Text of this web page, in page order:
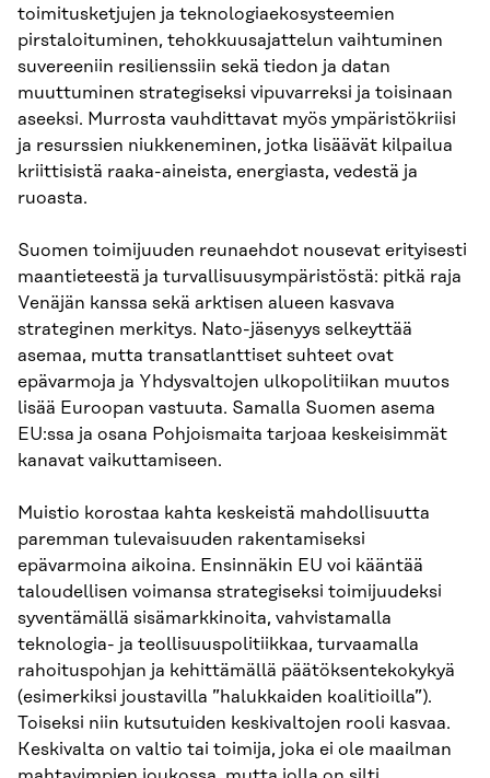
toimitusketjujen ja teknologiaekosysteemien
pirstaloituminen, tehokkuusajattelun vaihtuminen
suvereeniin resilienssiin sekä tiedon ja datan
muuttuminen strategiseksi vipuvarreksi ja toisinaan
aseeksi. Murrosta vauhdittavat myös ympäristökriisi
ja resurssien niukkeneminen, jotka lisäävät kilpailua
kriittisistä raaka-aineista, energiasta, vedestä ja
ruoasta.
Suomen toimijuuden reunaehdot nousevat erityisesti
maantieteestä ja turvallisuusympäristöstä: pitkä raja
Venäjän kanssa sekä arktisen alueen kasvava
strateginen merkitys. Nato-jäsenyys selkeyttää
asemaa, mutta transatlanttiset suhteet ovat
epävarmoja ja Yhdysvaltojen ulkopolitiikan muutos
lisää Euroopan vastuuta. Samalla Suomen asema
EU:ssa ja osana Pohjoismaita tarjoaa keskeisimmät
kanavat vaikuttamiseen.
Muistio korostaa kahta keskeistä mahdollisuutta
paremman tulevaisuuden rakentamiseksi
epävarmoina aikoina. Ensinnäkin EU voi kääntää
taloudellisen voimansa strategiseksi toimijuudeksi
syventämällä sisämarkkinoita, vahvistamalla
teknologia- ja teollisuuspolitiikkaa, turvaamalla
rahoituspohjan ja kehittämällä päätöksentekokykyä
(esimerkiksi joustavilla ”halukkaiden koalitioilla”).
Toiseksi niin kutsutuiden keskivaltojen rooli kasvaa.
Keskivalta on valtio tai toimija, joka ei ole maailman